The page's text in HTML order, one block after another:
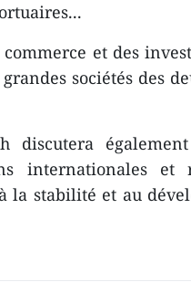
et des
sociétés des
discutera
internationales et
la stabilité et au